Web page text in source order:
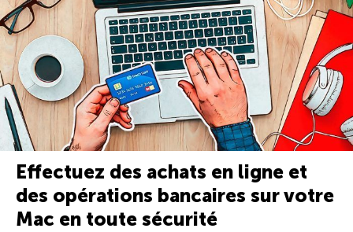
Effectuez des achats en ligne et
des opérations bancaires sur votre
Mac en toute sécurité